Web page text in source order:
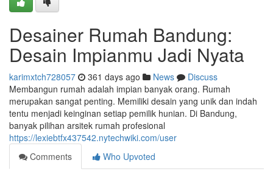
Desainer Rumah Bandung:
Desain Impianmu Jadi Nyata
karimxtch728057 361 days ago News
Discuss
Membangun rumah adalah impian banyak orang. Rumah
merupakan sangat penting. Memiliki desain yang unik dan indah
tentu menjadi keinginan setiap pemilik hunian. Di Bandung,
banyak pilihan arsitek rumah profesional
https://lexiebtfx437542.nytechwiki.com/user
Comments
Who Upvoted